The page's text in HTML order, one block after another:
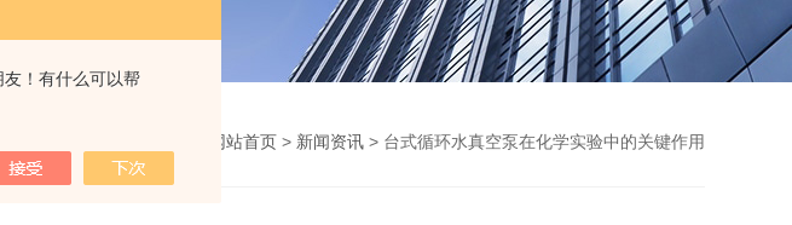
！有什么可以帮
网站首页 > 新闻资讯 > 台式循环水真空泵在化学实验中的关键作用